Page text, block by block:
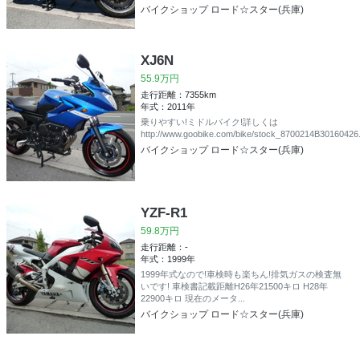
バイクショップ ロード☆スター(兵庫)
XJ6N
55.9万円
走行距離：7355km
年式：2011年
乗りやすい!ミドルバイク!詳しくは
http://www.goobike.com/bike/
バイクショップ ロード☆スター(兵庫)
YZF-R1
59.8万円
走行距離：-
年式：1999年
1999年式なので!車検時も楽ちん!排気ガスの検査無
いです! 車検書記載距離H26年21500キロ H28年
22900キロ 現在のメータ...
バイクショップ ロード☆スター(兵庫)